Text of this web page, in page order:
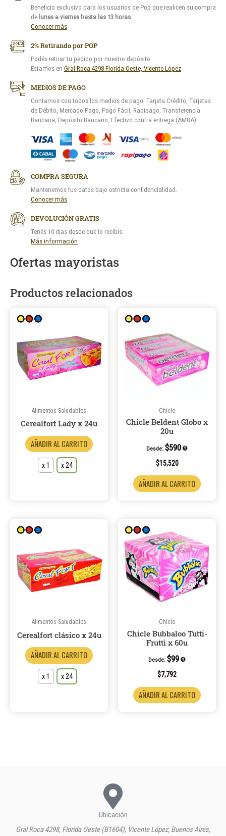
Beneficio exclusivo para los usuarios de Pop que realicen su compra
de lunes a viernes hasta las 13 horas.
Conocer más
2% Retirando por POP
Podés retirar tu pedido por nuestro depósito.
Estamos en Gral Roca 4298 Florida Oeste, Vicente López
MEDIOS DE PAGO
Contamos con todos los medios de pago. Tarjeta Crédito, Tarjetas
de Débito, Mercado Pago, Pago Fácil, Rapipago, Transferencia
Bancaria, Depósito Bancario, Efectivo contra entrega (AMBA)
COMPRA SEGURA
Mantenemos tus datos bajo estricta confidencialidad.
Conocer más
DEVOLUCIÓN GRATIS
Tenés 10 días desde que lo recibís.
Más información
Ofertas mayoristas
Productos relacionados
Alimentos Saludables
Cerealfort Lady x 24u
AÑADIR AL CARRITO
múltiples
variantes.
elegir
la
x 1 x 24
Chicle
Chicle Beldent Globo x
20u
Desde: $590
$15,520
AÑADIR AL CARRITO
Alimentos Saludables
Cerealfort clásico x 24u
AÑADIR AL CARRITO
múltiples
variantes.
elegir
la
x 1 x 24
Chicle
Chicle Bubbaloo Tutti-
Frutti x 60u
Desde: $99
$7,792
AÑADIR AL CARRITO
Ubicación
Gral Roca 4298, Florida Oeste (B1604), Vicente López, Buenos Aires,